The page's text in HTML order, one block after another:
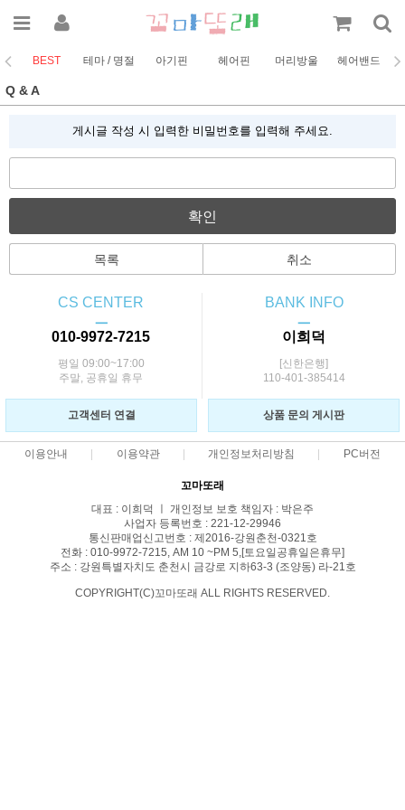
BEST 테마 / 명절 아기핀 헤어핀 머리방울 헤어밴드
Q & A
게시글 작성 시 입력한 비밀번호를 입력해 주세요.
확인
목록 취소
CS CENTER
ㅡ
010-9972-7215
평일 09:00~17:00
주말, 공휴일 휴무
BANK INFO
ㅡ
이희덕
[신한은행]
110-401-385414
고객센터 연결 상품 문의 게시판
이용안내 이용약관 개인정보처리방침 PC버전
꼬마또래
대표 : 이희덕 ㅣ 개인정보 보호 책임자 : 박은주
사업자 등록번호 : 221-12-29946
통신판매업신고번호 : 제2016-강원춘천-0321호
전화 : 010-9972-7215, AM 10 ~PM 5,[토요일공휴일은휴무]
주소 : 강원특별자치도 춘천시 금강로 지하63-3 (조양동) 라-21호
COPYRIGHT(C)꼬마또래 ALL RIGHTS RESERVED.